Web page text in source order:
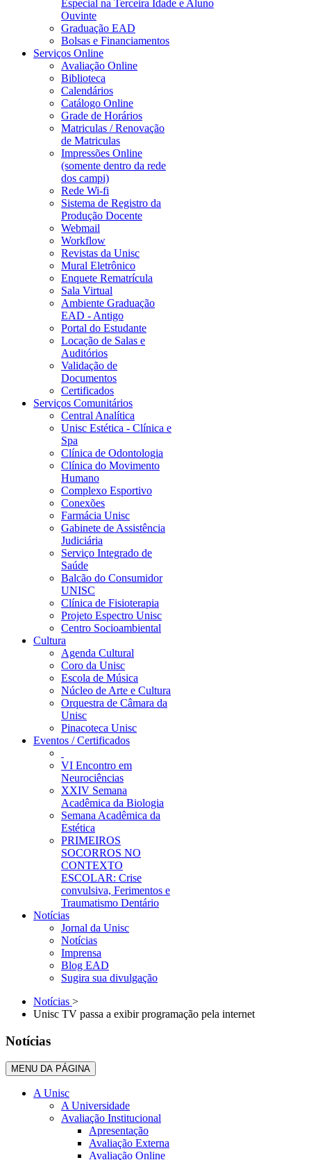
Especial na Terceira Idade e Aluno
Ouvinte
Graduação EAD
Bolsas e Financiamentos
Serviços Online
Avaliação Online
Biblioteca
Calendários
Catálogo Online
Grade de Horários
Matriculas / Renovação
de Matriculas
Impressões Online
(somente dentro da rede
dos campi)
Rede Wi-fi
Sistema de Registro da
Produção Docente
Webmail
Workflow
Revistas da Unisc
Mural Eletrônico
Enquete Rematrícula
Sala Virtual
Ambiente Graduação
EAD - Antigo
Portal do Estudante
Locação de Salas e
Auditórios
Validação de
Documentos
Certificados
Serviços Comunitários
Central Analítica
Unisc Estética - Clínica e
Spa
Clínica de Odontologia
Clínica do Movimento
Humano
Complexo Esportivo
Conexões
Farmácia Unisc
Gabinete de Assistência
Judiciária
Serviço Integrado de
Saúde
Balcão do Consumidor
UNISC
Clínica de Fisioterapia
Projeto Espectro Unisc
Centro Socioambiental
Cultura
Agenda Cultural
Coro da Unisc
Escola de Música
Núcleo de Arte e Cultura
Orquestra de Câmara da
Unisc
Pinacoteca Unisc
Eventos / Certificados
VI Encontro em
Neurociências
XXIV Semana
Acadêmica da Biologia
Semana Acadêmica da
Estética
PRIMEIROS
SOCORROS NO
CONTEXTO
ESCOLAR: Crise
convulsiva, Ferimentos e
Traumatismo Dentário
Notícias
Jornal da Unisc
Notícias
Imprensa
Blog EAD
Sugira sua divulgação
Notícias >
Unisc TV passa a exibir programação pela internet
Notícias
MENU DA PÁGINA
A Unisc
A Universidade
Avaliação Institucional
Apresentação
Avaliação Externa
Avaliação Online